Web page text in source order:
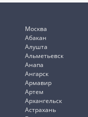
Москва
Абакан
Алушта
Альметьевск
Анапа
Ангарск
Армавир
Артем
Архангельск
Астрахань